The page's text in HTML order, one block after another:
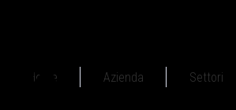
Home Azienda Settori